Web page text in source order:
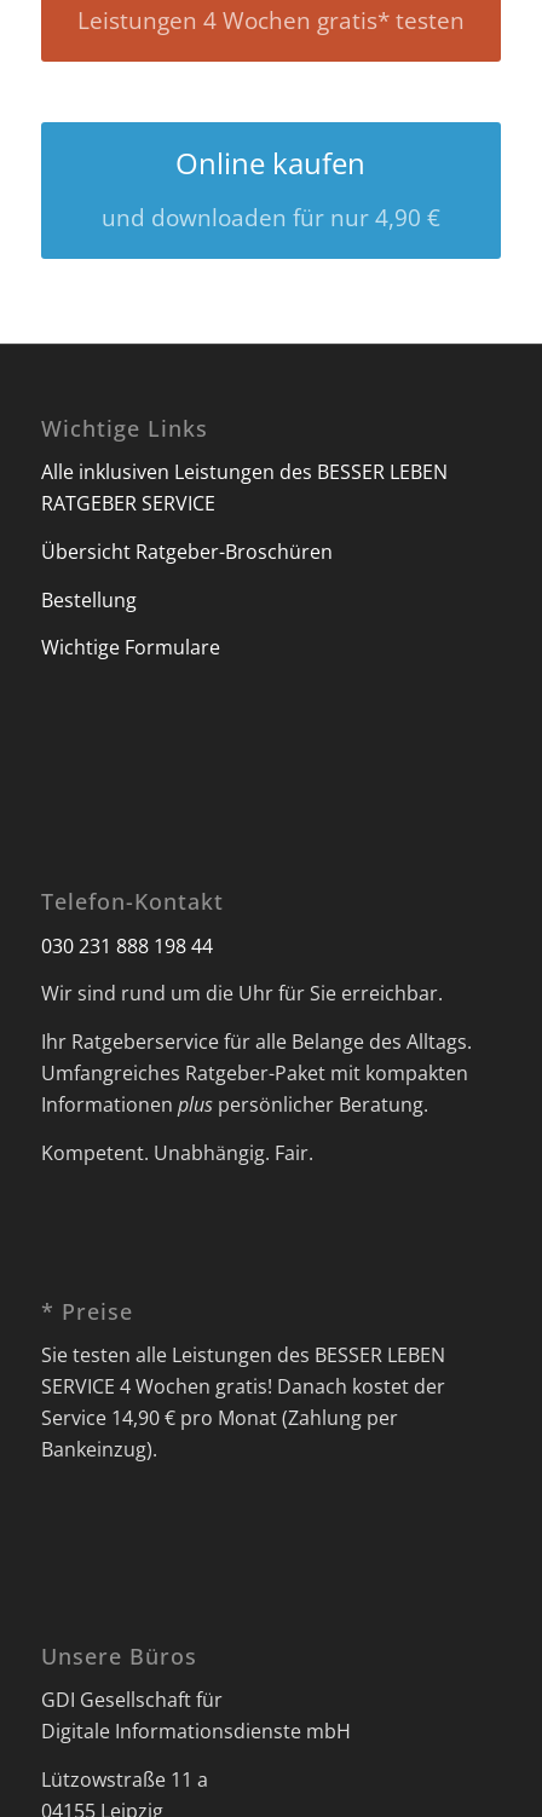
Leistungen 4 Wochen gratis* testen
Online kaufen
und downloaden für nur 4,90 €
Wichtige Links
Alle inklusiven Leistungen des BESSER LEBEN
RATGEBER SERVICE
Übersicht Ratgeber-Broschüren
Bestellung
Wichtige Formulare
Telefon-Kontakt
030 231 888 198 44
Wir sind rund um die Uhr für Sie erreichbar.
Ihr Ratgeberservice für alle Belange des Alltags.
Umfangreiches Ratgeber-Paket mit kompakten
Informationen pluspersönlicher Beratung.
Kompetent. Unabhängig. Fair.
* Preise
Sie testen alle Leistungen des BESSER LEBEN
SERVICE 4 Wochen gratis! Danach kostet der
Service 14,90 € pro Monat (Zahlung per
Bankeinzug).
Unsere Büros
GDI Gesellschaft für
Digitale Informationsdienste mbH
Lützowstraße 11 a
04155 Leipzig